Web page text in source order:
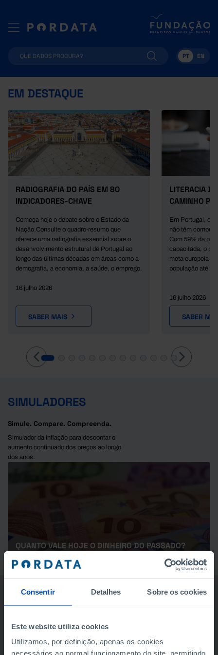
Consentir Detalhes Sobre os cookies
Este website utiliza cookies
Utilizamos, por definição, apenas os cookies
necessários ao normal funcionamento do site, permitindo
PT EN
EM DESTAQUE
RADIOGRAFIA DO PAÍS EM 80
INDICADORES-CHAVE
Começa hoje o debate sobre o Estado da
Nação.Consulte o quadro-resumo que
oferece uma radiografia essencial sobre o
desenvolvimento estrutural de Portugal ao
longo das últimas décadas em áreas como a
demografia, a economia, a saúde, o emprego.
16 julho 2026
SABER MAIS
LITERACIA
CAMINHO
Em Portugal,
não têm
Com 59% da
capacitada, o
meta europeia
população até
16 julho 2026
SABER
SIMULADORES
Simule. Compare. Compreenda.
Simulador da inflação para descontar o
aumento continuado dos preços ao longo
dos anos.
QUANTO VALE HOJE O DINHEIRO DO PASSADO?
RETRATO DA